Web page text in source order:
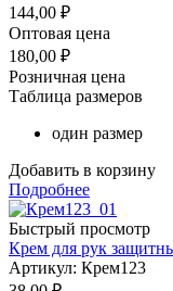
144,00 ₽
Оптовая цена
180,00 ₽
Розничная цена
Таблица размеров
один размер
Добавить в корзину
Подробнее
Быстрый просмотр
Крем для рук
Артикул: Крем123